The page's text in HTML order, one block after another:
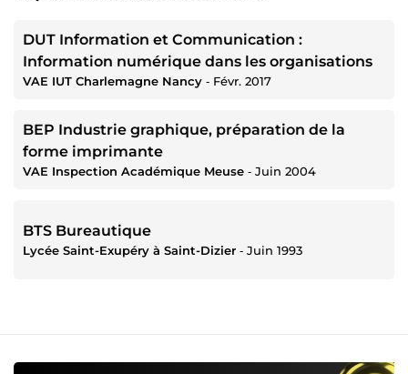
DUT Information et Communication :
Information numérique dans les organisations
VAE IUT Charlemagne Nancy ‐ Févr. 2017
BEP Industrie graphique, préparation de la
forme imprimante
VAE Inspection Académique Meuse ‐ Juin 2004
BTS Bureautique
Lycée Saint-Exupéry à Saint-Dizier ‐ Juin 1993